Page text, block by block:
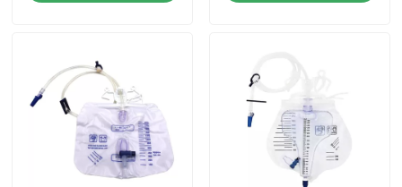
Su di noi
Visita alla fabbrica